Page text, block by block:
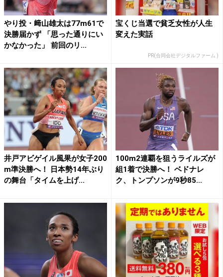
やり投・﨑山雄太は77m61で
決勝届かず 「思った通りにい
かなかった」 前回のリ...
宝くじ当選で貧乏女性が人生
変えた実話
PR(合同会社デジタルファーム )
井戸アビゲイル風果が女子200
m準決勝へ！ 日本勢14年ぶり
の舞台「タイムを上げ...
100m2連覇を狙うライルズが
組1着で決勝へ！ ベドナレ
ク、トンプソンが9秒85...